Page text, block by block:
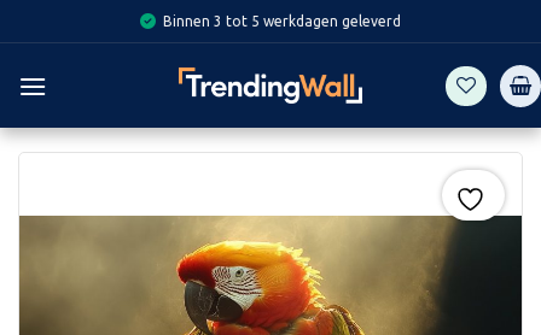
to
content
Binnen 3 tot 5 werkdagen geleverd